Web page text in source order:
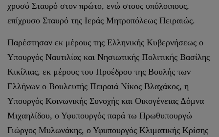
χρυσό Σταυρό στον πρώτο, ενώ στους υπόλοιπους,
επίχρυσο Σταυρό της Ιεράς Μητροπόλεως Πειραιώς.
Παρέστησαν εκ μέρους της Ελληνικής Κυβερνήσεως ο
Υπουργός Ναυτιλίας και Νησιωτικής Πολιτικής Βασίλης
Κικίλιας, εκ μέρους του Προέδρου της Βουλής των
Ελλήνων ο Βουλευτής Πειραιά Νίκος Βλαχάκος, η
Υπουργός Κοινωνικής Συνοχής και Οικογένειας Δόμνα
Μιχαηλίδου, ο Υφυπουργός παρά τω Πρωθυπουργώ
Γιώργος Μυλωνάκης, ο Υφυπουργός Κλιματικής Κρίσης